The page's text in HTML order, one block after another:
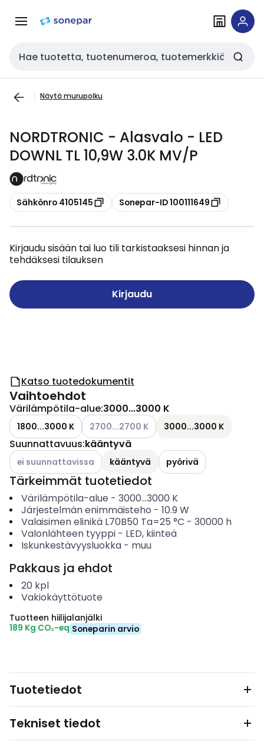
navigointiinsisältöön
Haku
Näytä murupolku
NORDTRONIC - Alasvalo - LED
DOWNL TL 10,9W 3.0K MV/P
Kopioi
Sähkönro 4105145 Kopioi
Sonepar-ID 100111649
Kirjaudu sisään tai luo tili tarkistaaksesi hinnan ja
tehdäksesi tilauksen
Kirjaudu
Katso tuotedokumentit
Vaihtoehdot
Värilämpötila-alue:3000...3000 K
1800...3000 K Katso käytettävissä olevat vaihtoehdot
2700...2700 K 3000...3000 K
Suunnattavuus:kääntyvä
Katso käytettävissä olevat vaihtoehdot
ei suunnattavissa kääntyvä pyörivä
Tärkeimmät tuotetiedot
Värilämpötila-alue - 3000...3000 K
Järjestelmän enimmäisteho - 10.9 W
Valaisimen elinikä L70B50 Ta=25 °C - 30000 h
Valonlähteen tyyppi- LED, kiinteä
Iskunkestävyysluokka- muu
Pakkaus ja ehdot
20 kpl
Vakiokäyttötuote
Tuotteen hiilijalanjälki
189 Kg CO₂-eq Soneparin arvio
Tuotetiedot
Tekniset tiedot